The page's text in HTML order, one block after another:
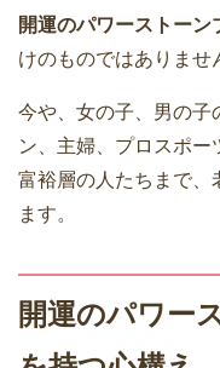
開運のパワーストーン
けのものではありませ
今や、女の子、男の子
ン、主婦、プロスポー
富裕層の人たちまで、
ます。
開運のパワー